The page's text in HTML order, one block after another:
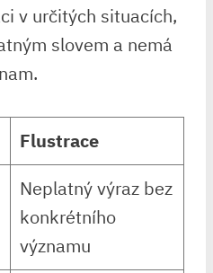
v určitých situacích,
slovem a nemá
Flustrace
Neplatný výraz bez
konkrétního
významu